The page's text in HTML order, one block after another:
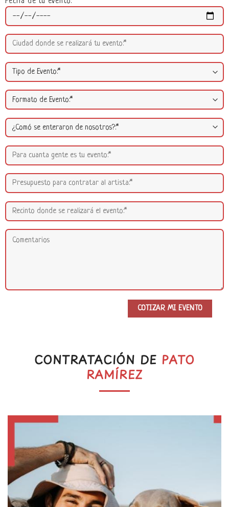
CONTRATACIÓN DE PATO
RAMÍREZ